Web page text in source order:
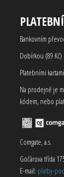
Bankovním
Dobírkou (89 Kč)
Platebními kartami
Na prodejně je
kódem, nebo
Comgate, a.s.
Gočárova třída
E-mail: platby-